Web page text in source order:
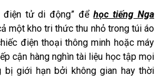
điện tử di động” đểhọc tiếng Nga
một kho tri thức thu nhỏ trong túi áo
điện thoại thông minh hoặc máy
cận hàng nghìn tài liệu học tập mọi
bị giới hạn bởi không gian hay thời